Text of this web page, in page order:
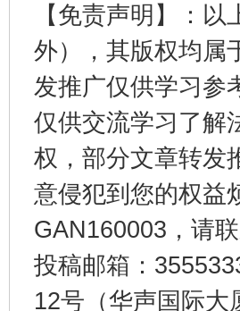
【免责声明】：
外），其版权均属
发推广仅供学习参
仅供交流学习了解
权，部分文章转发
意侵犯到您的权益
GAN160003，请
投稿邮箱：
12号（华声国际